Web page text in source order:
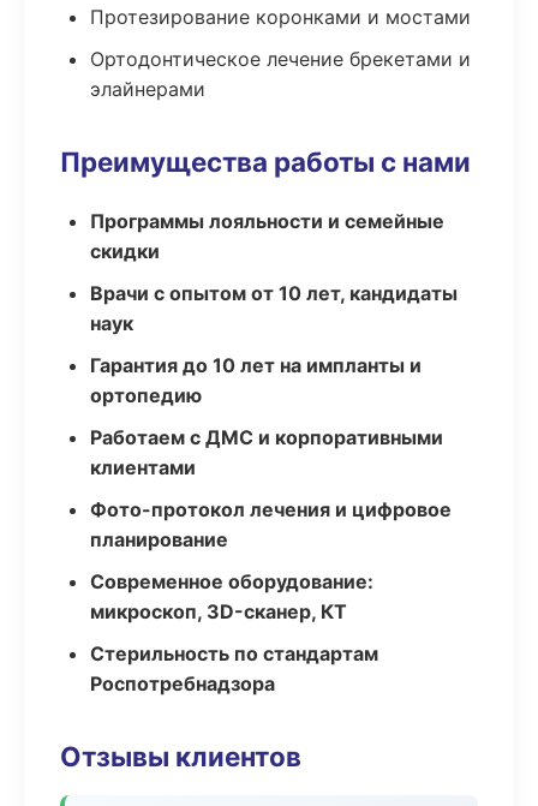
Протезирование коронками и мостами
Ортодонтическое лечение брекетами и
элайнерами
Преимущества работы с нами
Программы лояльности и семейные
скидки
Врачи с опытом от 10 лет, кандидаты
наук
Гарантия до 10 лет на импланты и
ортопедию
Работаем с ДМС и корпоративными
клиентами
Фото-протокол лечения и цифровое
планирование
Современное оборудование:
микроскоп, 3D-сканер, КТ
Стерильность по стандартам
Роспотребнадзора
Отзывы клиентов